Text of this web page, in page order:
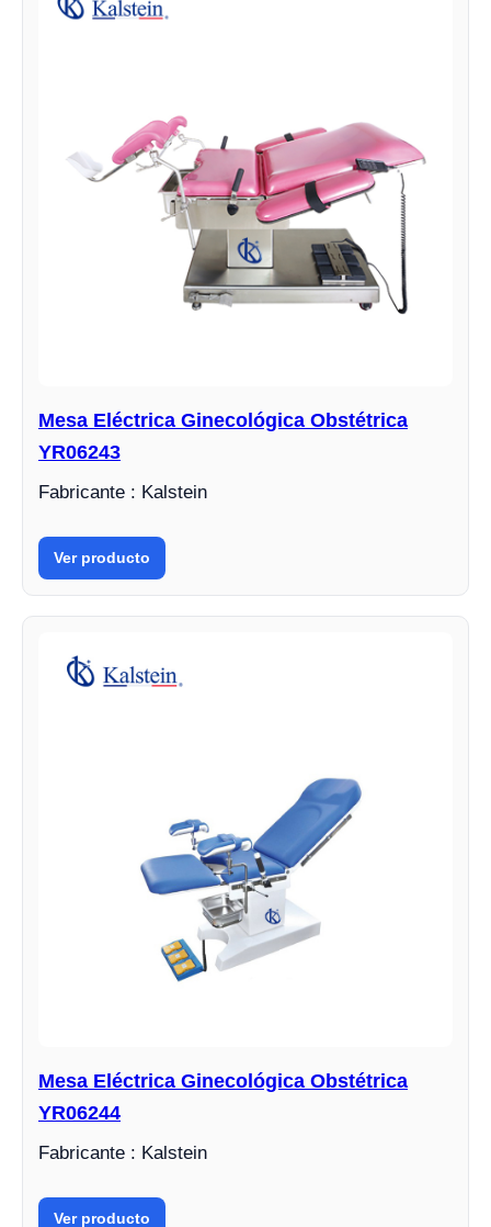
Mesa Eléctrica Ginecológica Obstétrica
YR06243
Fabricante : Kalstein
Ver producto
Mesa Eléctrica Ginecológica Obstétrica
YR06244
Fabricante : Kalstein
Ver producto